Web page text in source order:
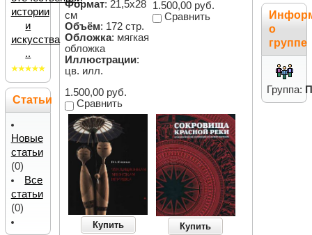
Формат: 21,5х28
см
Объём: 172 стр.
Обложка: мягкая
обложка
Иллюстрации:
цв. илл.
1.500,00 руб.
Сравнить
1.500,00 руб.
Сравнить
Купить Купить
истории
и
искусства
..
Статьи
Новые
статьи
(0)
Все
статьи
(0)
о
группе
Группа: